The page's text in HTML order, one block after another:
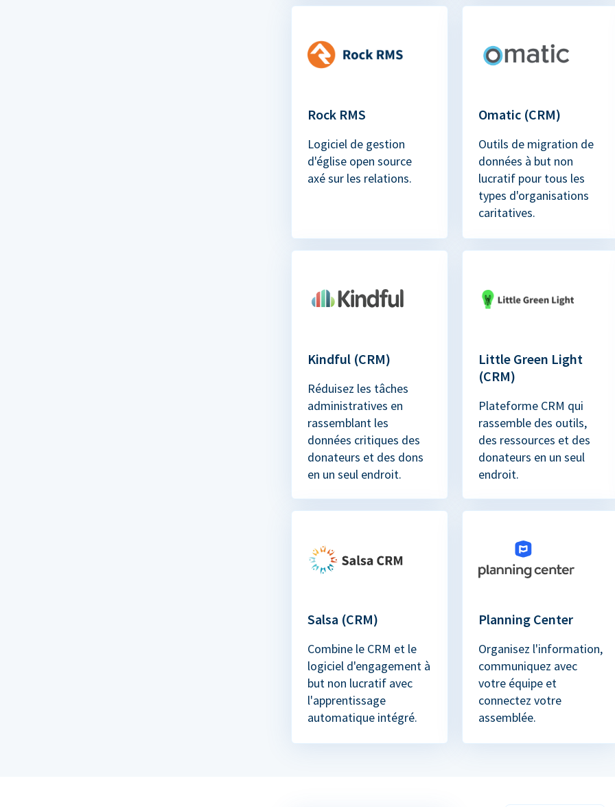
Rock RMS
Logiciel de gestion
d'église open source
axé sur les relations.
Omatic (CRM)
Outils de migration de
données à but non
lucratif pour tous les
types d'organisations
caritatives.
Kindful (CRM)
Réduisez les tâches
administratives en
rassemblant les
données critiques des
donateurs et des dons
en un seul endroit.
Little Green Light
(CRM)
Plateforme CRM qui
rassemble des outils,
des ressources et des
donateurs en un seul
endroit.
Salsa (CRM)
Combine le CRM et le
logiciel d'engagement à
but non lucratif avec
l'apprentissage
automatique intégré.
Planning Center
Organisez l'information,
communiquez avec
votre équipe et
connectez votre
assemblée.